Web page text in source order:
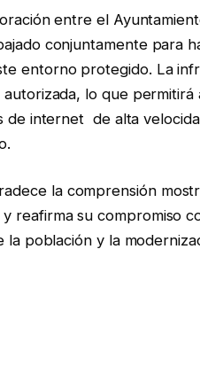
entre el
conjuntamente para
entorno protegido. La
lo que permitirá
de internet de alta
la comprensión
reafirma su compromiso
población y la